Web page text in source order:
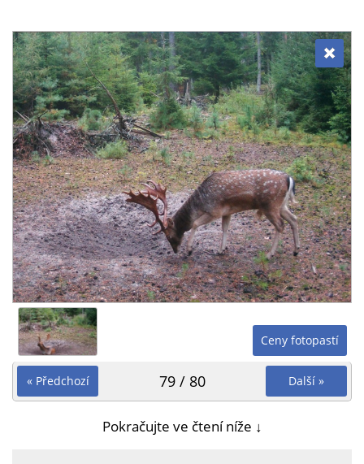
Ceny fotopastí
« Předchozí Další »
79 / 80
Pokračujte ve čtení níže ↓